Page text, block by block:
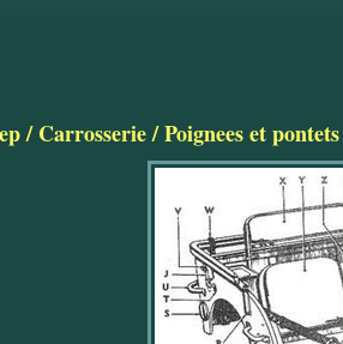
/Carrosserie/Poignees et pontets